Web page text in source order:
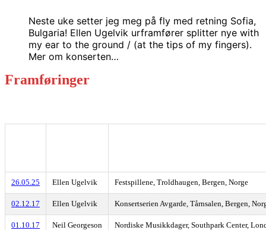
Neste uke setter jeg meg på fly med retning Sofia,
Bulgaria! Ellen Ugelvik urframfører splitter nye with
my ear to the ground / (at the tips of my fingers).
Mer om konserten…
Framføringer
26.05.25 Ellen Ugelvik Festspillene, Troldhaugen, Bergen, Norge
02.12.17 Ellen Ugelvik Konsertserien Avgarde, Tårnsalen, Bergen,
01.10.17 Neil Georgeson Nordiske Musikkdager, Southpark Center,